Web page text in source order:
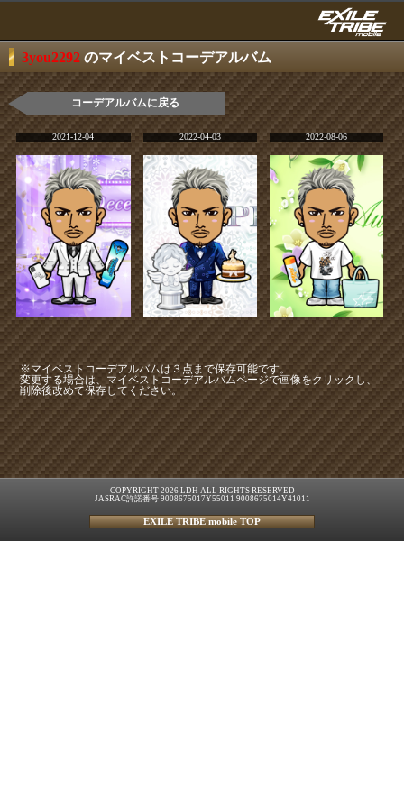
3you2292 のマイベストコーデアルバム
コーデアルバムに戻る
2021-12-04 2022-04-03 2022-08-06
※マイベストコーデアルバムは３点まで保存可能です。
変更する場合は、マイベストコーデアルバムページで画像をクリックし、
削除後改めて保存してください。
COPYRIGHT 2026 LDH ALL RIGHTS RESERVED
JASRAC許諾番号 9008675017Y55011 9008675014Y41011
EXILE TRIBE mobile TOP